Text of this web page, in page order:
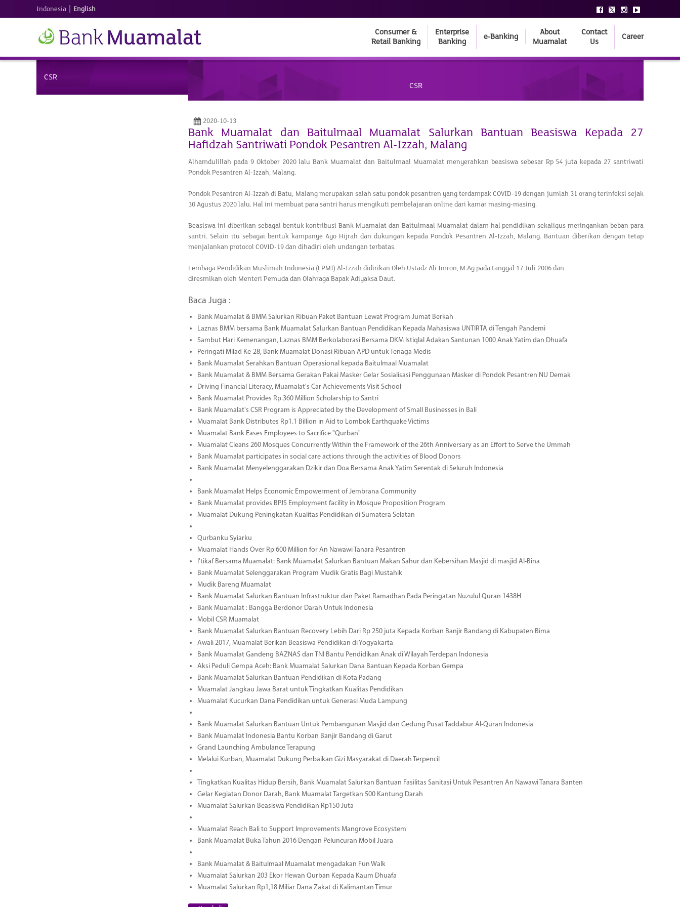
Indonesia | English
Consumer &
Retail Banking
Enterprise
Banking
e-Banking
About
Muamalat
Contact
Us
Career
CSR
CSR
2020-10-13
Bank Muamalat dan Baitulmaal Muamalat Salurkan Bantuan Beasiswa Kepada 27
Hafidzah Santriwati Pondok Pesantren Al-Izzah, Malang
Alhamdulillah pada 9 Oktober 2020 lalu Bank Muamalat dan Baitulmaal Muamalat menyerahkan beasiswa sebesar Rp 54 juta kepada 27 santriwati
Pondok Pesantren Al-Izzah, Malang.
Pondok Pesantren Al-Izzah di Batu, Malang merupakan salah satu pondok pesantren yang terdampak COVID-19 dengan jumlah 31 orang terinfeksi sejak
30 Agustus 2020 lalu. Hal ini membuat para santri harus mengikuti pembelajaran online dari kamar masing-masing.
Beasiswa ini diberikan sebagai bentuk kontribusi Bank Muamalat dan Baitulmaal Muamalat dalam hal pendidikan sekaligus meringankan beban para
santri. Selain itu sebagai bentuk kampanye Ayo Hijrah dan dukungan kepada Pondok Pesantren Al-Izzah, Malang. Bantuan diberikan dengan tetap
menjalankan protocol COVID-19 dan dihadiri oleh undangan terbatas.
Lembaga Pendidikan Muslimah Indonesia (LPMI) Al-Izzah didirikan Oleh Ustadz Ali Imron, M.Ag pada tanggal 17 Juli 2006 dan
diresmikan oleh Menteri Pemuda dan Olahraga Bapak Adiyaksa Daut.
Baca Juga :
Bank Muamalat & BMM Salurkan Ribuan Paket Bantuan Lewat Program Jumat Berkah
Laznas BMM bersama Bank Muamalat Salurkan Bantuan Pendidikan Kepada Mahasiswa UNTIRTA di Tengah Pandemi
Sambut Hari Kemenangan, Laznas BMM Berkolaborasi Bersama DKM Istiqlal Adakan Santunan 1000 Anak Yatim dan Dhuafa
Peringati Milad Ke-28, Bank Muamalat Donasi Ribuan APD untuk Tenaga Medis
Bank Muamalat Serahkan Bantuan Operasional kepada Baitulmaal Muamalat
Bank Muamalat & BMM Bersama Gerakan Pakai Masker Gelar Sosialisasi Penggunaan Masker di Pondok Pesantren NU Demak
Driving Financial Literacy, Muamalat's Car Achievements Visit School
Bank Muamalat Provides Rp.360 Million Scholarship to Santri
Bank Muamalat's CSR Program is Appreciated by the Development of Small Businesses in Bali
Muamalat Bank Distributes Rp1.1 Billion in Aid to Lombok Earthquake Victims
Muamalat Bank Eases Employees to Sacrifice "Qurban"
Muamalat Cleans 260 Mosques Concurrently Within the Framework of the 26th Anniversary as an Effort to Serve the Ummah
Bank Muamalat participates in social care actions through the activities of Blood Donors
Bank Muamalat Menyelenggarakan Dzikir dan Doa Bersama Anak Yatim Serentak di Seluruh Indonesia
Bank Muamalat Helps Economic Empowerment of Jembrana Community
Bank Muamalat provides BPJS Employment facility in Mosque Proposition Program
Muamalat Dukung Peningkatan Kualitas Pendidikan di Sumatera Selatan
Qurbanku Syiarku
Muamalat Hands Over Rp 600 Million for An Nawawi Tanara Pesantren
I'tikaf Bersama Muamalat: Bank Muamalat Salurkan Bantuan Makan Sahur dan Kebersihan Masjid di masjid Al-Bina
Bank Muamalat Selenggarakan Program Mudik Gratis Bagi Mustahik
Mudik Bareng Muamalat
Bank Muamalat Salurkan Bantuan Infrastruktur dan Paket Ramadhan Pada Peringatan Nuzulul Quran 1438H
Bank Muamalat : Bangga Berdonor Darah Untuk Indonesia
Mobil CSR Muamalat
Bank Muamalat Salurkan Bantuan Recovery Lebih Dari Rp 250 juta Kepada Korban Banjir Bandang di Kabupaten Bima
Awali 2017, Muamalat Berikan Beasiswa Pendidikan di Yogyakarta
Bank Muamalat Gandeng BAZNAS dan TNI Bantu Pendidikan Anak di Wilayah Terdepan Indonesia
Aksi Peduli Gempa Aceh: Bank Muamalat Salurkan Dana Bantuan Kepada Korban Gempa
Bank Muamalat Salurkan Bantuan Pendidikan di Kota Padang
Muamalat Jangkau Jawa Barat untuk Tingkatkan Kualitas Pendidikan
Muamalat Kucurkan Dana Pendidikan untuk Generasi Muda Lampung
Bank Muamalat Salurkan Bantuan Untuk Pembangunan Masjid dan Gedung Pusat Taddabur Al-Quran Indonesia
Bank Muamalat Indonesia Bantu Korban Banjir Bandang di Garut
Grand Launching Ambulance Terapung
Melalui Kurban, Muamalat Dukung Perbaikan Gizi Masyarakat di Daerah Terpencil
Tingkatkan Kualitas Hidup Bersih, Bank Muamalat Salurkan Bantuan Fasilitas Sanitasi Untuk Pesantren An Nawawi Tanara Banten
Gelar Kegiatan Donor Darah, Bank Muamalat Targetkan 500 Kantung Darah
Muamalat Salurkan Beasiswa Pendidikan Rp150 Juta
Muamalat Reach Bali to Support Improvements Mangrove Ecosystem
Bank Muamalat Buka Tahun 2016 Dengan Peluncuran Mobil Juara
Bank Muamalat & Baitulmaal Muamalat mengadakan Fun Walk
Muamalat Salurkan 203 Ekor Hewan Qurban Kepada Kaum Dhuafa
Muamalat Salurkan Rp1,18 Miliar Dana Zakat di Kalimantan Timur